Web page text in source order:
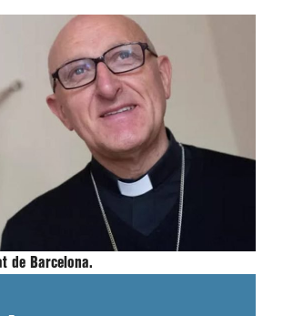
de Barcelona.